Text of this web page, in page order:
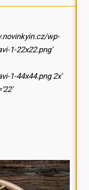
wp-
1-22x22.png'
1-44x44.png 2x'